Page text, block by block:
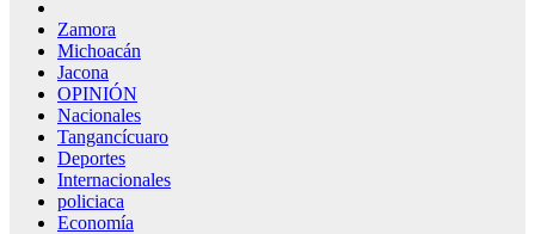
Zamora
Michoacán
Jacona
OPINIÓN
Nacionales
Tangancícuaro
Deportes
Internacionales
policiaca
Economía